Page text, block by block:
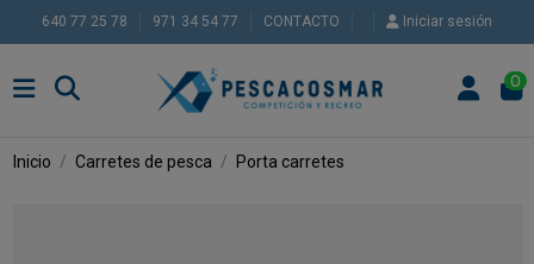
640 77 25 78 971 34 54 77 CONTACTO Iniciar sesión
0
Inicio Carretes de pesca Porta carretes